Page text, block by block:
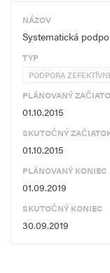
NÁZOV
Systematická
TYP
PODPORA
PLÁNOVANÝ
01.10.2015
SKUTOČNÝ
01.10.2015
PLÁNOVANÝ KONIEC
01.09.2019
SKUTOČNÝ KONIEC
30.09.2019